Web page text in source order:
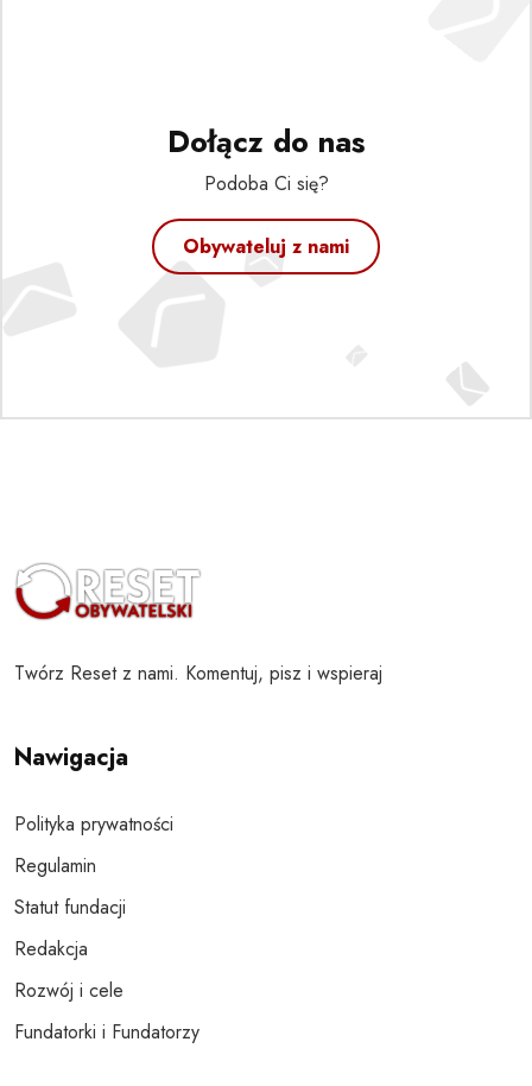
Dołącz do nas
Podoba Ci się?
Obywateluj z nami
Twórz Reset z nami. Komentuj, pisz i wspieraj
Nawigacja
Polityka prywatności
Regulamin
Statut fundacji
Redakcja
Rozwój i cele
Fundatorki i Fundatorzy